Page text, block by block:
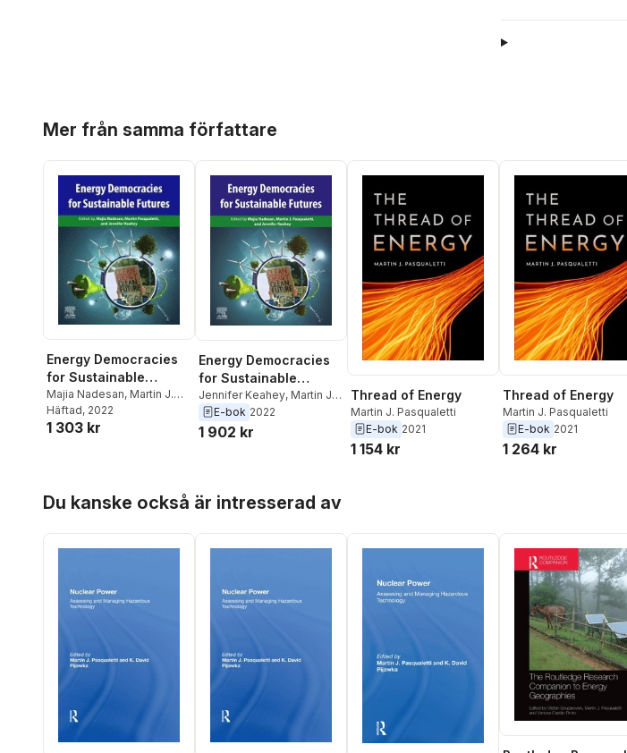
Mer från samma författare
Energy Democracies
for Sustainable
Futures
Majia Nadesan, Martin J.
Pasqualetti,Jennifer
Keahey
Häftad, 2022
1 303 kr
Energy Democracies
for Sustainable
Futures
Jennifer Keahey, Martin J.
Pasqualetti,Majia Nadesan
E-bok 2022
1 902 kr
Thread of Energy
Martin J. Pasqualetti
E-bok 2021
1 154 kr
Thread of Energy
Martin J. Pasqualetti
E-bok 2021
1 264 kr
Du kanske också är intresserad av